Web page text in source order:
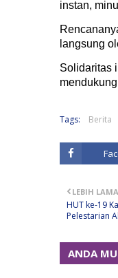
instan,
langsung
Solidaritas
Tags: Berita
LEBIH LAMA
HUT ke-19
Pelestarian
ANDA